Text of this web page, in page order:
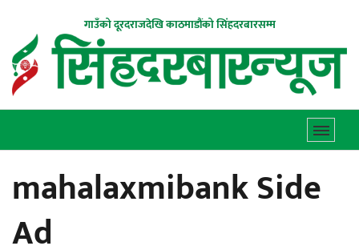
गाउँको दूरदराजदेखि काठमाडौंको सिंहदरबारसम्म
mahalaxmibank Side
Ad